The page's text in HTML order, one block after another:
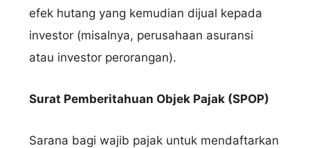
efek hutang yang kemudian dijual kepada
investor (misalnya, perusahaan asuransi
atau investor perorangan).
Surat Pemberitahuan Objek Pajak (SPOP)
Sarana bagi wajib pajak untuk mendaftarkan